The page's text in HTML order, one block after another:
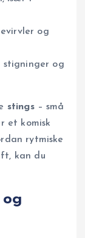
og
stigninger og
stings– små
et komisk
rytmiske
kan du